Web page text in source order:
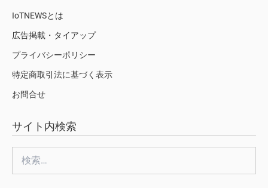
IoTNEWSとは
広告掲載・タイアップ
プライバシーポリシー
特定商取引法に基づく表示
お問合せ
サイト内検索
索: